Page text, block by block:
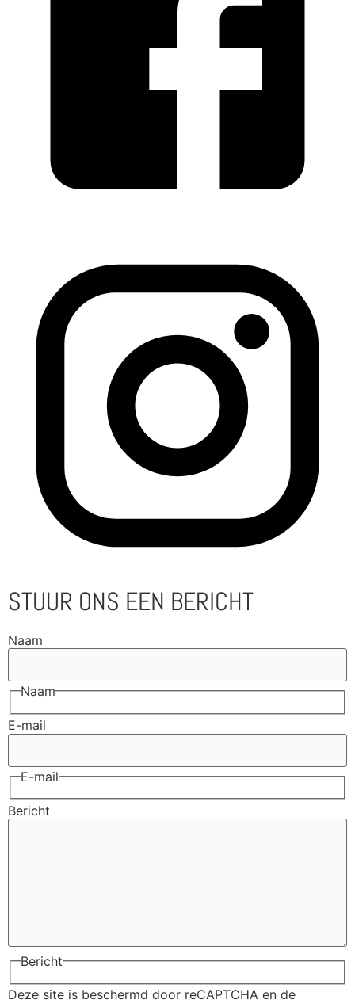
STUUR ONS EEN BERICHT
Naam
Naam
E-mail
E-mail
Bericht
Bericht
Deze site is beschermd door reCAPTCHA en de